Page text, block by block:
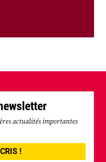
actualités importantes
!